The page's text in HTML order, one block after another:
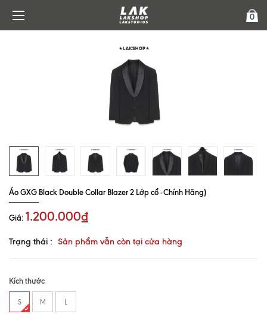
0
Áo GXG Black Double Collar Blazer 2 Lớp cổ -Chính Hãng)
Giá: 1.200.000₫
Trạng thái : Sản phẩm vẫn còn tại cửa hàng
Kích thước
S M L